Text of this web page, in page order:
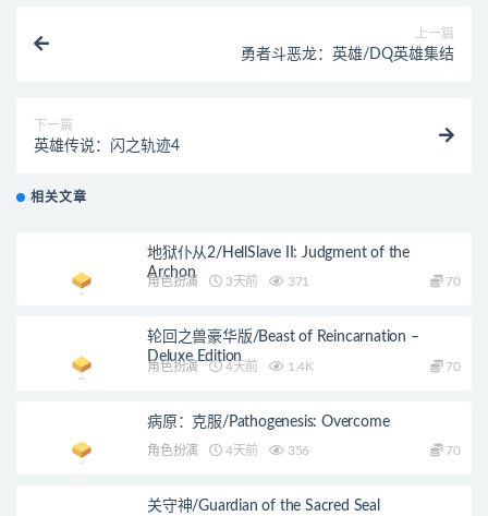
上一篇
勇者斗恶龙：英雄/DQ英雄集结
下一篇
英雄传说：闪之轨迹4
相关文章
地狱仆从2/HellSlave II: Judgment of the
Archon
角色扮演 3天前 371 70
轮回之兽豪华版/Beast of Reincarnation –
Deluxe Edition
角色扮演 4天前 1.4K 70
病原：克服/Pathogenesis: Overcome
角色扮演 4天前 356 70
关守神/Guardian of the Sacred Seal